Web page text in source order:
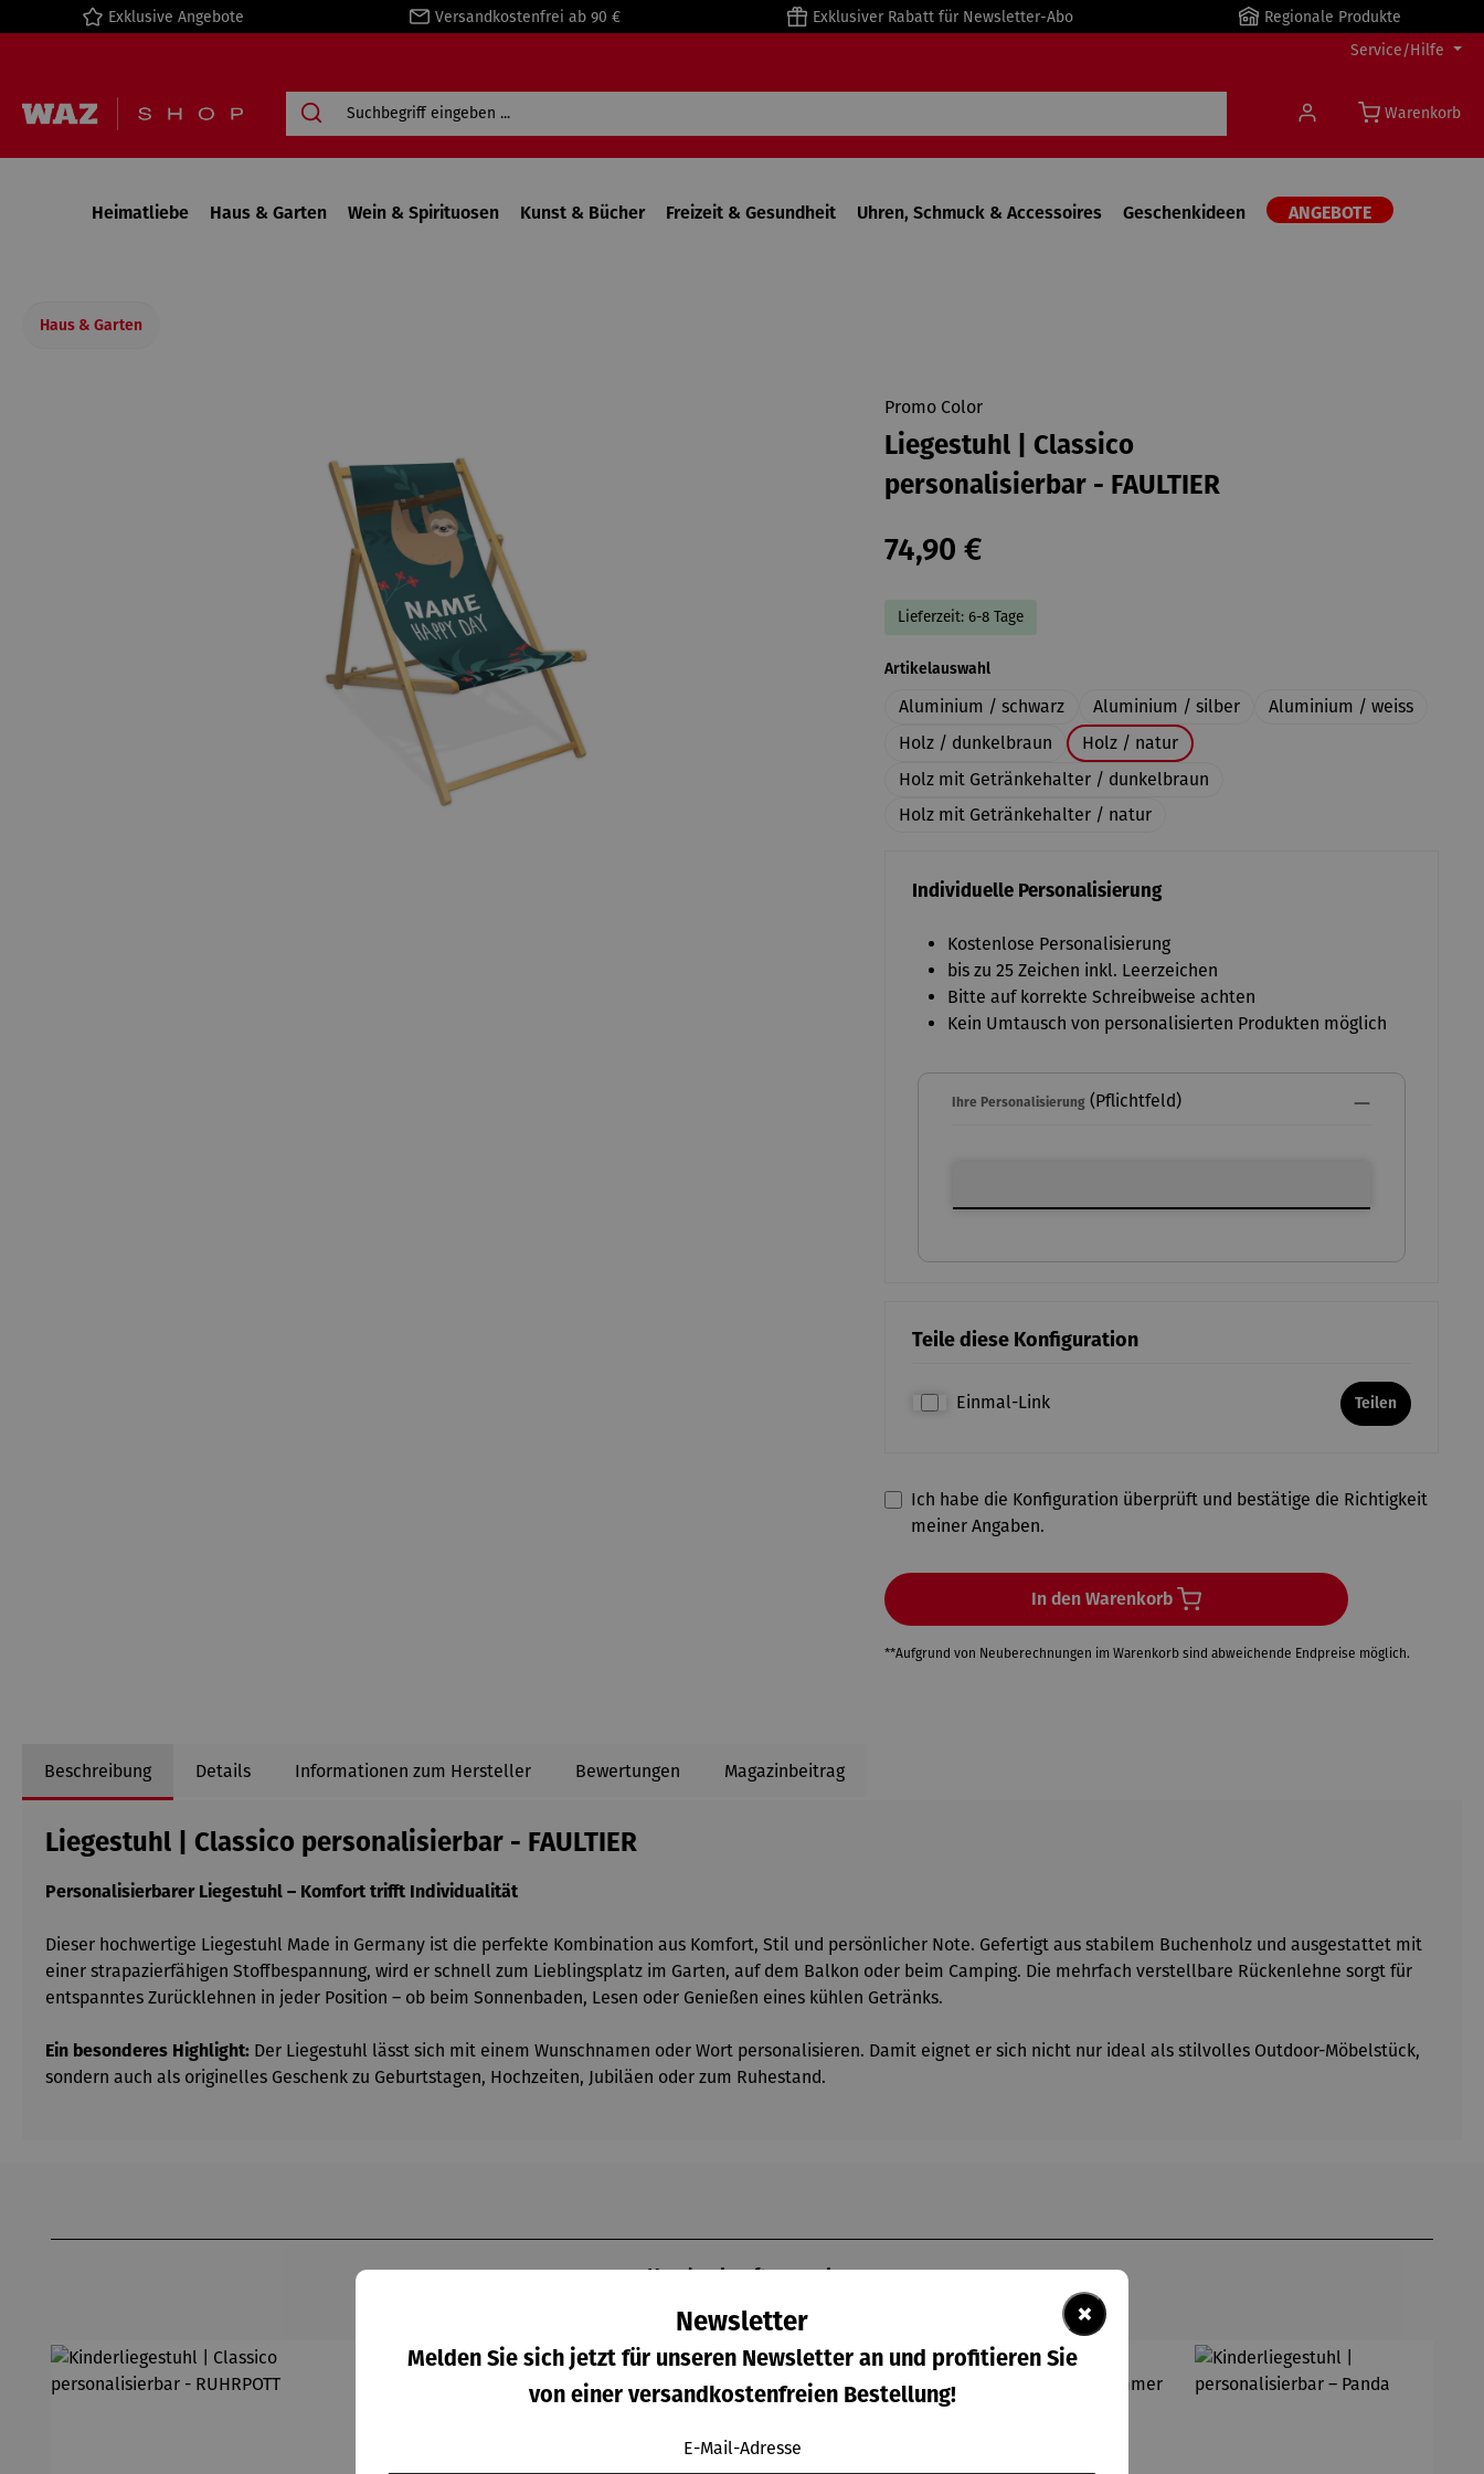
Zur Hauptnavigation springen
Exklusive Angebote Versandkostenfrei ab 90 € Exklusiver Rabatt für Newsletter-Abo
Regionale Produkte
Service/Hilfe
Warenkorb
Heimatliebe Haus & Garten Wein & Spirituosen Kunst & Bücher Freizeit & Gesundheit Uhren, Schmuck & Accessoires Geschenkideen ANGEBOTE
Haus & Garten
Promo Color
Liegestuhl | Classico
personalisierbar - FAULTIER
74,90 €
Lieferzeit: 6-8 Tage
Artikelauswahlauswählen
Aluminium / schwarz Aluminium / silber
Aluminium / weiss
Holz / dunkelbraun
Holz / natur
Holz mit Getränkehalter / dunkelbraun
Holz mit Getränkehalter / natur
Individuelle Personalisierung
Kostenlose Personalisierung
bis zu 25 Zeichen inkl. Leerzeichen
Bitte auf korrekte Schreibweise achten
Kein Umtausch von personalisierten Produkten möglich
Ihre Personalisierung(Pflichtfeld)
Teile diese Konfiguration
Einmal-Link Teilen
Ich habe die Konfiguration überprüft und bestätige die Richtigkeit
meiner Angaben.
In den Warenkorb
**Aufgrund von Neuberechnungen im Warenkorb sind abweichende Endpreise möglich.
Beschreibung Details Informationen zum Hersteller Bewertungen Magazinbeitrag
Liegestuhl | Classico personalisierbar - FAULTIER
Personalisierbarer Liegestuhl – Komfort trifft Individualität
Dieser hochwertige Liegestuhl Made in Germany ist die perfekte Kombination aus Komfort, Stil und persönlicher Note. Gefertigt aus stabilem Buchenholz und ausgestattet mit
einer strapazierfähigen Stoffbespannung, wird er schnell zum Lieblingsplatz im Garten, auf dem Balkon oder beim Camping. Die mehrfach verstellbare Rückenlehne sorgt für
entspanntes Zurücklehnen in jeder Position – ob beim Sonnenbaden, Lesen oder Genießen eines kühlen Getränks.
Ein besonderes Highlight: Der Liegestuhl lässt sich mit einem Wunschnamen oder Wort personalisieren. Damit eignet er sich nicht nur ideal als stilvolles Outdoor-Möbelstück,
sondern auch als originelles Geschenk zu Geburtstagen, Hochzeiten, Jubiläen oder zum Ruhestand.
Kunden kauften auch
×
Newsletter
Melden Sie sich jetzt für unseren Newsletter an und profitieren Sie
von einer versandkostenfreien Bestellung!
E-Mail-Adresse